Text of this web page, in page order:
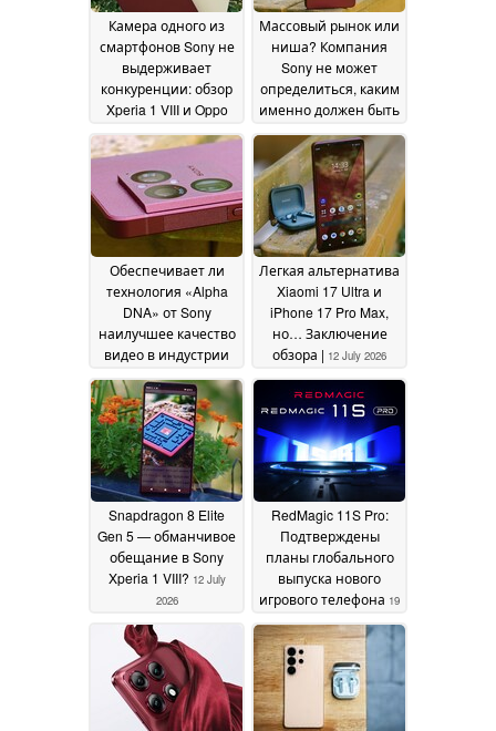
Камера одного из
смартфонов Sony не
выдерживает
конкуренции: обзор
Xperia 1 VIII и Oppo
12 July 2026
Массовый рынок или
ниша? Компания
Sony не может
определиться, каким
именно должен быть
смартфон12 July 2026
Обеспечивает ли
технология «Alpha
DNA» от Sony
наилучшее качество
видео в индустрии
Xperia 1 VIII12 July 2026
Легкая альтернатива
Xiaomi 17 Ultra и
iPhone 17 Pro Max,
но… Заключение
обзора | 12 July 2026
Snapdragon 8 Elite
Gen 5 — обманчивое
обещание в Sony
Xperia 1 VIII? 12 July
2026
RedMagic 11S Pro:
Подтверждены
планы глобального
выпуска нового
игрового телефона 19
May 2026